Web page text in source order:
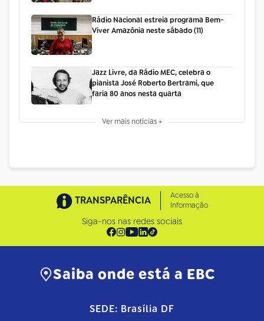
Rádio Nacional estreia programa Bem-
Viver Amazônia neste sábado (11)
Jazz Livre, da Rádio MEC, celebra o
pianista José Roberto Bertrami, que
faria 80 anos nesta quarta
Ver mais notícias +
TRANSPARÊNCIA
Acesso à
Informação
Siga-nos nas redes sociais
Saiba onde está a EBC
SEDE: Brasília DF